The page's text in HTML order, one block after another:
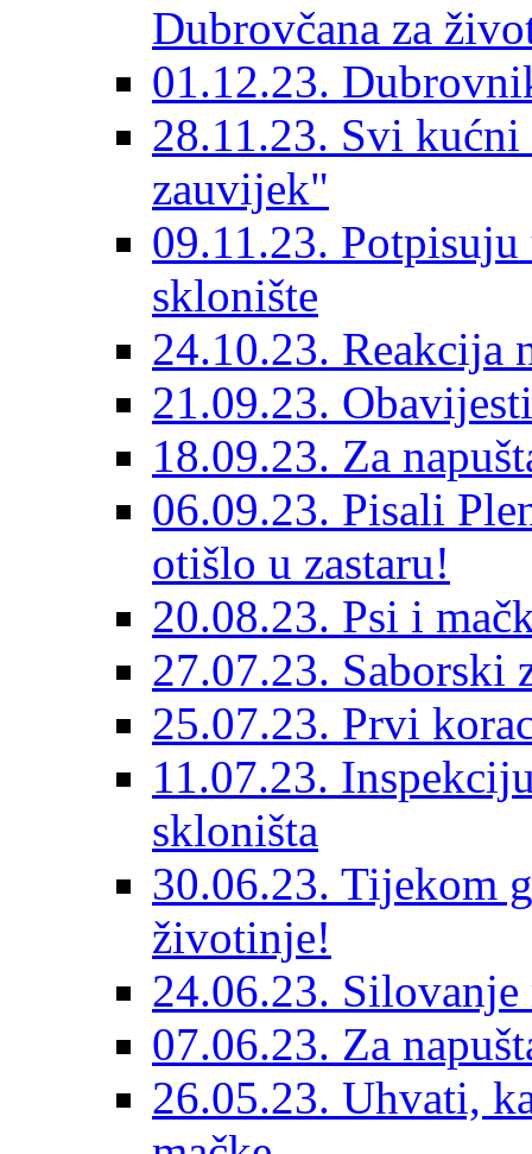
Dubrovčana za
01.12.23.
28.11.23. Svi
zauvijek"
09.11.23. Potpisuju
sklonište
24.10.23. Reakcija
21.09.23.
18.09.23. Za
06.09.23. Pisali
otišlo u zastaru!
20.08.23. Psi i
27.07.23. Saborski
25.07.23. Prvi
11.07.23.
skloništa
30.06.23. Tijekom
životinje!
24.06.23.
07.06.23. Za
26.05.23. Uhvati,